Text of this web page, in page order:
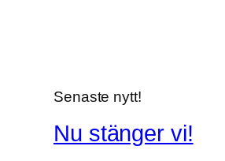
Senaste nytt!
Nu stänger vi!